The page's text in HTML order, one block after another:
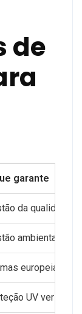
de
garante
da qualidade
ambiental
europeias
UV